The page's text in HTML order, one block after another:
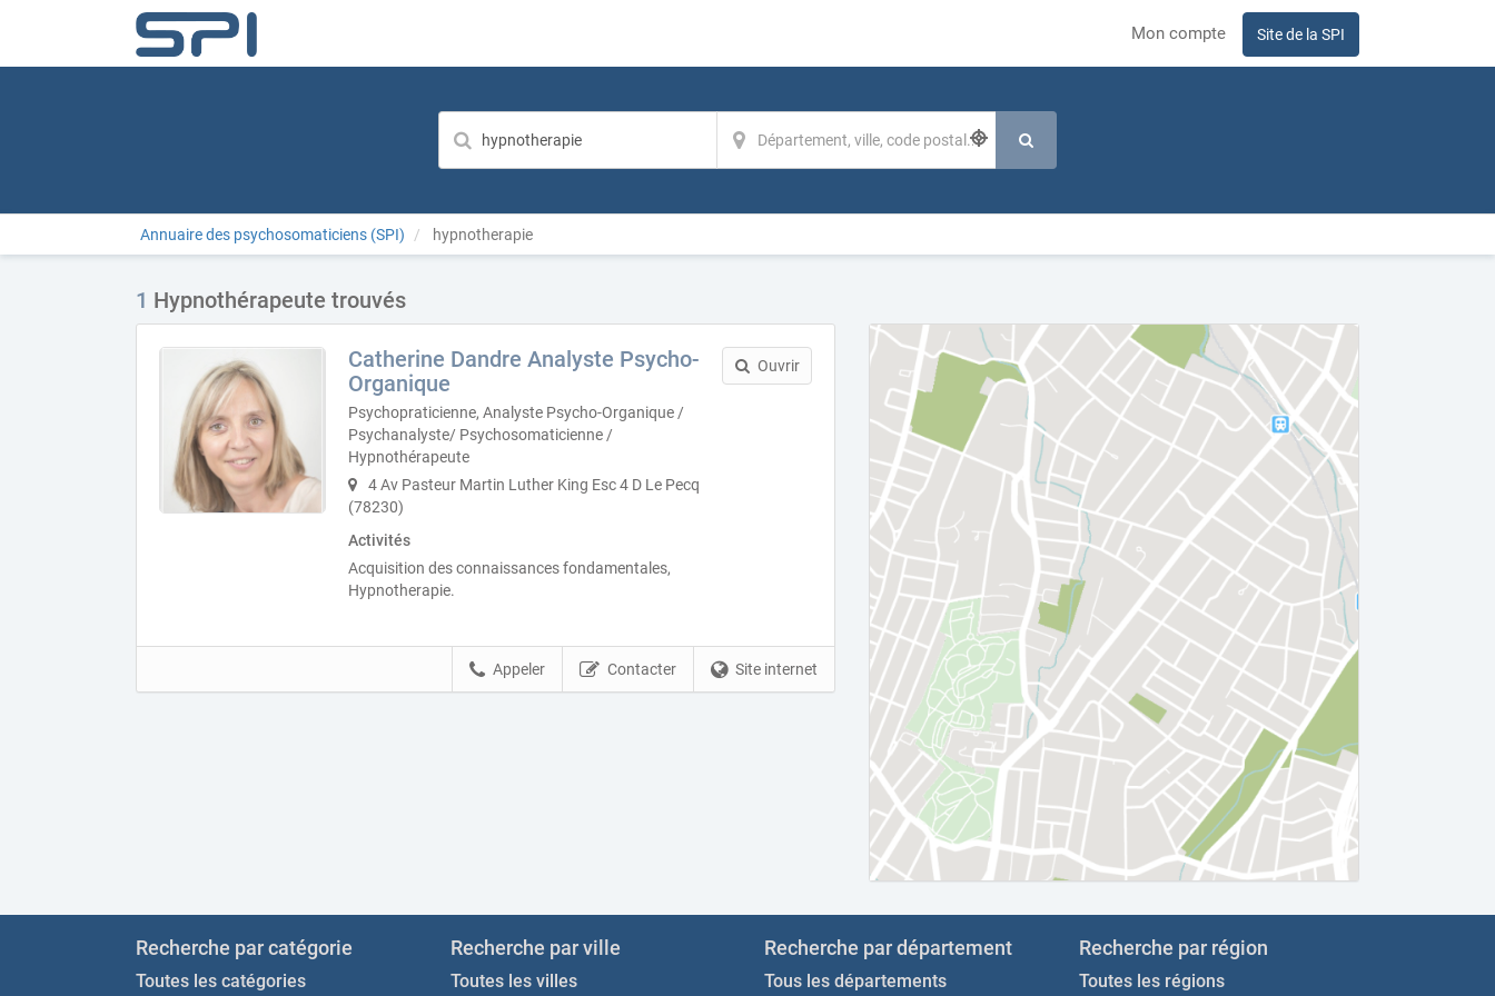
Mon compte Site de la SPI
Annuaire des psychosomaticiens (SPI) hypnotherapie
1 Hypnothérapeute trouvés
Catherine Dandre Analyste Psycho-
Organique
Psychopraticienne, Analyste Psycho-Organique /
Psychanalyste/ Psychosomaticienne /
Hypnothérapeute
4 Av Pasteur Martin Luther King Esc 4 D Le Pecq
(78230)
Activités
Acquisition des connaissances fondamentales,
Hypnotherapie.
Ouvrir
Site internet
Contacter
Appeler
Recherche par catégorie
Toutes les catégories
Recherche par ville
Toutes les villes
Recherche par département
Tous les départements
Recherche par région
Toutes les régions